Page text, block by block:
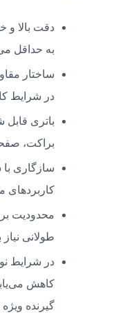
دقت بالا و
به حداقل
در شرایط
باتری قابل
براکت،
سازگاری با
کاربردهای
محدودیت
طولانی
در شرایط
کاهش
گیرنده